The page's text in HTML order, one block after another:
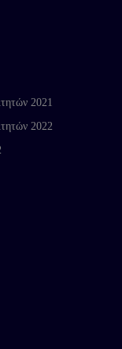
2021
2022